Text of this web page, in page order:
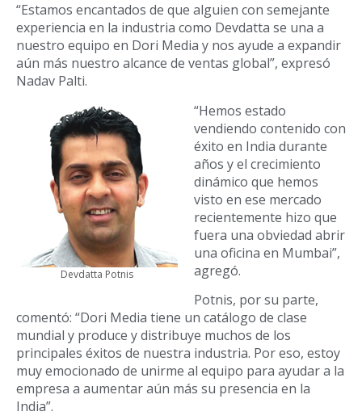
“Estamos encantados de que alguien con semejante
experiencia en la industria como Devdatta se una a
nuestro equipo en Dori Media y nos ayude a expandir
aún más nuestro alcance de ventas global”, expresó
Nadav Palti.
Devdatta Potnis
“Hemos estado
vendiendo contenido con
éxito en India durante
años y el crecimiento
dinámico que hemos
visto en ese mercado
recientemente hizo que
fuera una obviedad abrir
una oficina en Mumbai”,
agregó.
Potnis, por su parte,
comentó: “Dori Media tiene un catálogo de clase
mundial y produce y distribuye muchos de los
principales éxitos de nuestra industria. Por eso, estoy
muy emocionado de unirme al equipo para ayudar a la
empresa a aumentar aún más su presencia en la
India”.